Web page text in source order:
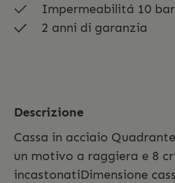
Impermeabilitá 10 bar
2 anni di garanzia
Descrizione
Cassa in acciaio
un motivo a raggiera e 8
incastonatiDimensione